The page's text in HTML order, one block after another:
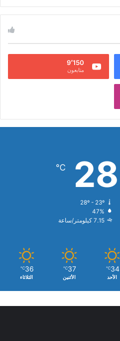
9٬150
متابعون
28
℃
28º - 23º
47%
7.15 كيلومتر/ساعة
34
℃
الأحد
37
℃
الأثنين
36
℃
الثلاثاء